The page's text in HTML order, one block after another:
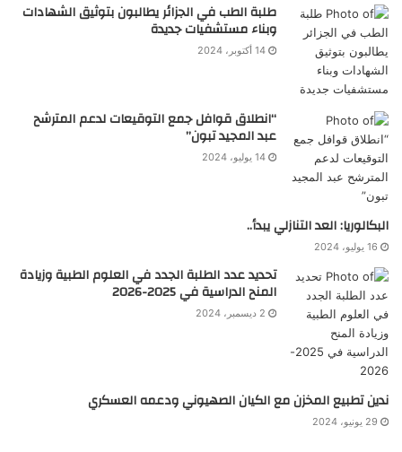
طلبة الطب في الجزائر يطالبون بتوثيق الشهادات
وبناء مستشفيات جديدة
14 أكتوبر، 2024
“انطلاق قوافل جمع التوقيعات لدعم المترشح
عبد المجيد تبون”
14 يوليو، 2024
البكالوريا: العد التنازلي يبدأ..
16 يوليو، 2024
تحديد عدد الطلبة الجدد في العلوم الطبية وزيادة
المنح الدراسية في 2025-2026
2 ديسمبر، 2024
ندين تطبيع المخزن مع الكيان الصهيوني ودعمه العسكري
29 يونيو، 2024